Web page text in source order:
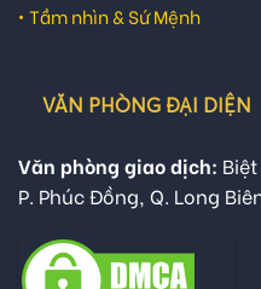
• Tầm nhìn & Sứ Mệnh
VĂN PHÒNG ĐẠI DIỆN
Văn phòng giao dịch:
P. Phúc Đồng, Q. Long